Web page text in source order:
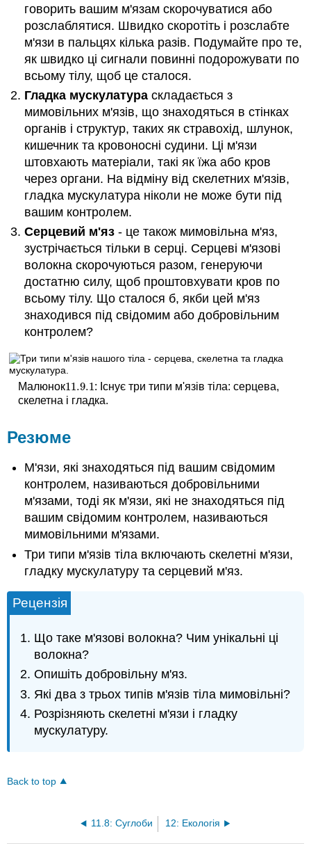
говорить вашим м'язам скорочуватися або
розслаблятися. Швидко скоротіть і розслабте
м'язи в пальцях кілька разів. Подумайте про те,
як швидко ці сигнали повинні подорожувати по
всьому тілу, щоб це сталося.
Гладка мускулатура складається з
мимовільних м'язів, що знаходяться в стінках
органів і структур, таких як стравохід, шлунок,
кишечник та кровоносні судини. Ці м'язи
штовхають матеріали, такі як їжа або кров
через органи. На відміну від скелетних м'язів,
гладка мускулатура ніколи не може бути під
вашим контролем.
Серцевий м'яз - це також мимовільна м'яз,
зустрічається тільки в серці. Серцеві м'язові
волокна скорочуються разом, генеруючи
достатню силу, щоб проштовхувати кров по
всьому тілу. Що сталося б, якби цей м'яз
знаходився під свідомим або добровільним
контролем?
Малюнок11.9.1
11.9.1: Існує три типи м'язів тіла: серцева,
скелетна і гладка.
Резюме
М'язи, які знаходяться під вашим свідомим
контролем, називаються добровільними
м'язами, тоді як м'язи, які не знаходяться під
вашим свідомим контролем, називаються
мимовільними м'язами.
Три типи м'язів тіла включають скелетні м'язи,
гладку мускулатуру та серцевий м'яз.
Рецензія
Що таке м'язові волокна? Чим унікальні ці
волокна?
Опишіть добровільну м'яз.
Які два з трьох типів м'язів тіла мимовільні?
Розрізняють скелетні м'язи і гладку
мускулатуру.
Back to top
11.8: Суглоби 12: Екологія